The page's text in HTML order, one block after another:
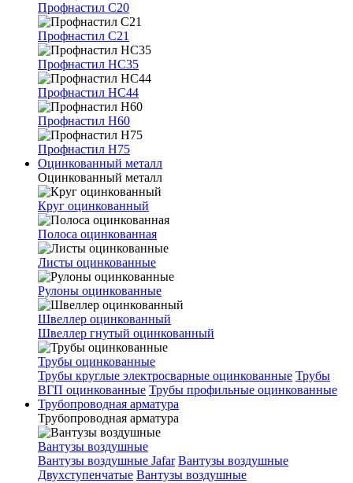
Профнастил С20
Профнастил С21
Профнастил НС35
Профнастил НС44
Профнастил Н60
Профнастил Н75
Оцинкованный металл
Оцинкованный металл
Круг оцинкованный
Полоса оцинкованная
Листы оцинкованные
Рулоны оцинкованные
Швеллер оцинкованный
Швеллер гнутый оцинкованный
Трубы оцинкованные
Трубы круглые электросварные оцинкованные Трубы
ВГП оцинкованные Трубы профильные оцинкованные
Трубопроводная арматура
Трубопроводная арматура
Вантузы воздушные
Вантузы воздушные Jafar Вантузы воздушные
Двухступенчатые Вантузы воздушные